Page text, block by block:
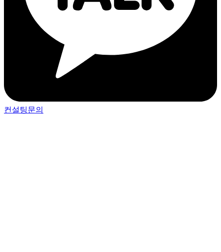
컨설팅문의